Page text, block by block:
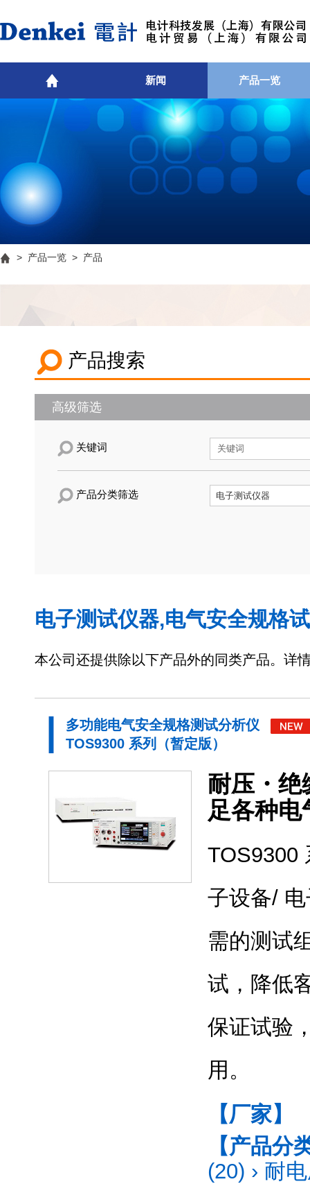
新闻 产品一览
> 产品一览 > 产品
产品搜索
高级筛选
关键词
产品分类筛选
电子测试仪器,电气安全规格
本公司还提供除以下产品外的同类产品。详
多功能电气安全规格测试分析仪
TOS9300 系列（暂定版）
耐压・绝
足各种
TOS9300
子设备/
需的测试
试，降低
保证试验
用。
【厂家】
【产品分
(20) › 耐